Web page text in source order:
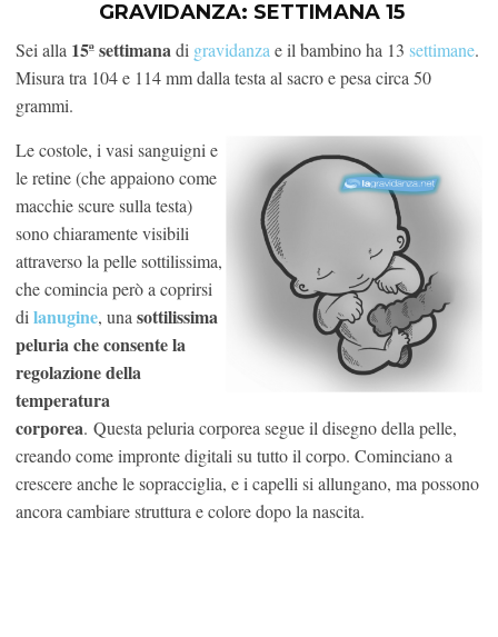
GRAVIDANZA: SETTIMANA 15
Sei alla 15ª settimanadi gravidanza e il bambino ha 13 settimane.
Misura tra 104 e 114 mm dalla testa al sacro e pesa circa 50
grammi.
Le costole, i vasi sanguigni e
le retine (che appaiono come
macchie scure sulla testa)
sono chiaramente visibili
attraverso la pelle sottilissima,
che comincia però a coprirsi
di lanugine, una sottilissima
peluria che consente la
regolazione della
temperatura
corporea. Questa peluria corporea segue il disegno della pelle,
creando come impronte digitali su tutto il corpo. Cominciano a
crescere anche le sopracciglia, e i capelli si allungano, ma possono
ancora cambiare struttura e colore dopo la nascita.